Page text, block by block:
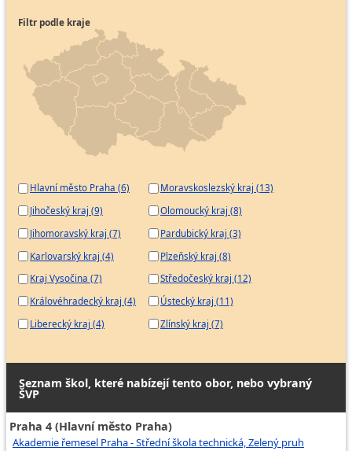
Filtr podle kraje
Hlavní město Praha (6)
Jihočeský kraj (9)
Jihomoravský kraj (7)
Karlovarský kraj (4)
Kraj Vysočina (7)
Královéhradecký kraj (4)
Liberecký kraj (4)
Moravskoslezský kraj (13)
Olomoucký kraj (8)
Pardubický kraj (3)
Plzeňský kraj (8)
Středočeský kraj (12)
Ústecký kraj (11)
Zlínský kraj (7)
Seznam škol, které nabízejí tento obor, nebo vybraný
ŠVP
Praha 4 (Hlavní město Praha)
Akademie řemesel Praha - Střední škola technická, Zelený pruh